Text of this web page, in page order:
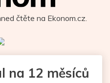
čtěte na Ekonom.cz.
na 12 měsíců